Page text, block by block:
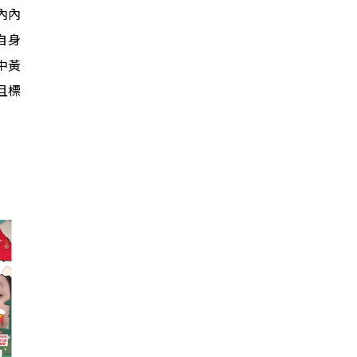
內
身
黃
標